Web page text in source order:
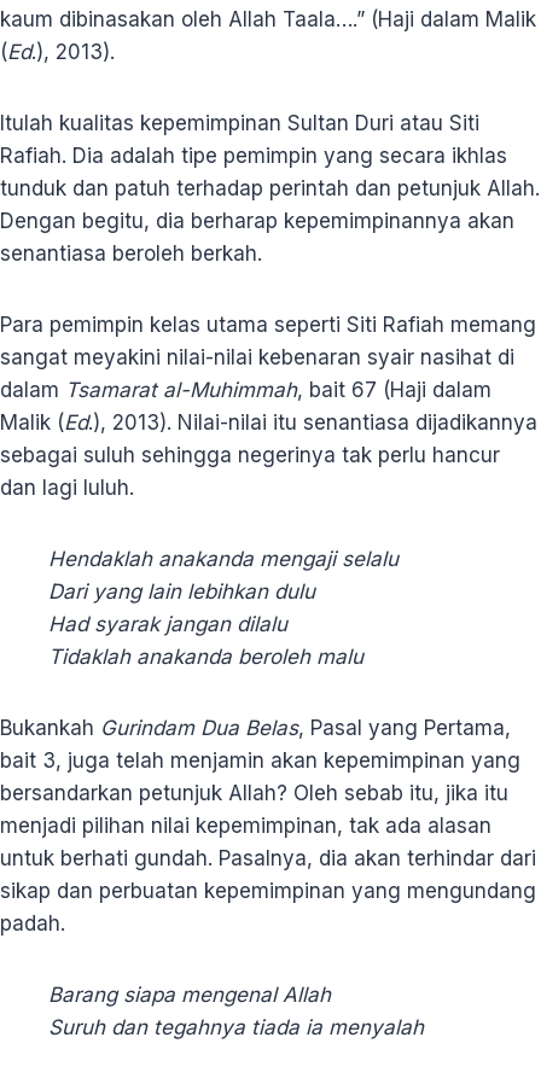
kaum dibinasakan oleh Allah Taala….” (Haji dalam Malik
(Ed.), 2013).
Itulah kualitas kepemimpinan Sultan Duri atau Siti
Rafiah. Dia adalah tipe pemimpin yang secara ikhlas
tunduk dan patuh terhadap perintah dan petunjuk Allah.
Dengan begitu, dia berharap kepemimpinannya akan
senantiasa beroleh berkah.
Para pemimpin kelas utama seperti Siti Rafiah memang
sangat meyakini nilai-nilai kebenaran syair nasihat di
dalam Tsamarat al-Muhimmah, bait 67 (Haji dalam
Malik (Ed.), 2013). Nilai-nilai itu senantiasa dijadikannya
sebagai suluh sehingga negerinya tak perlu hancur
dan lagi luluh.
Hendaklah anakanda mengaji selalu
Dari yang lain lebihkan dulu
Had syarak jangan dilalu
Tidaklah anakanda beroleh malu
Bukankah Gurindam Dua Belas, Pasal yang Pertama,
bait 3, juga telah menjamin akan kepemimpinan yang
bersandarkan petunjuk Allah? Oleh sebab itu, jika itu
menjadi pilihan nilai kepemimpinan, tak ada alasan
untuk berhati gundah. Pasalnya, dia akan terhindar dari
sikap dan perbuatan kepemimpinan yang mengundang
padah.
Barang siapa mengenal Allah
Suruh dan tegahnya tiada ia menyalah